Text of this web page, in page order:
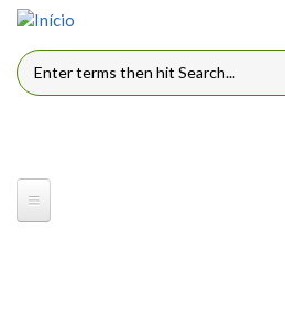
Pular para o conteúdo principal
FORMULÁRIO DE